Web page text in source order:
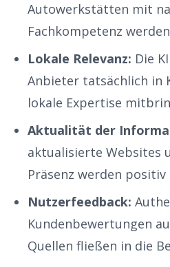
Autowerkstätten mit
Fachkompetenz
Lokale Relevanz: Die
Anbieter tatsächlich in
lokale Expertise
Aktualität der
aktualisierte Websites
Präsenz werden
Nutzerfeedback:
Kundenbewertungen
Quellen fließen in die